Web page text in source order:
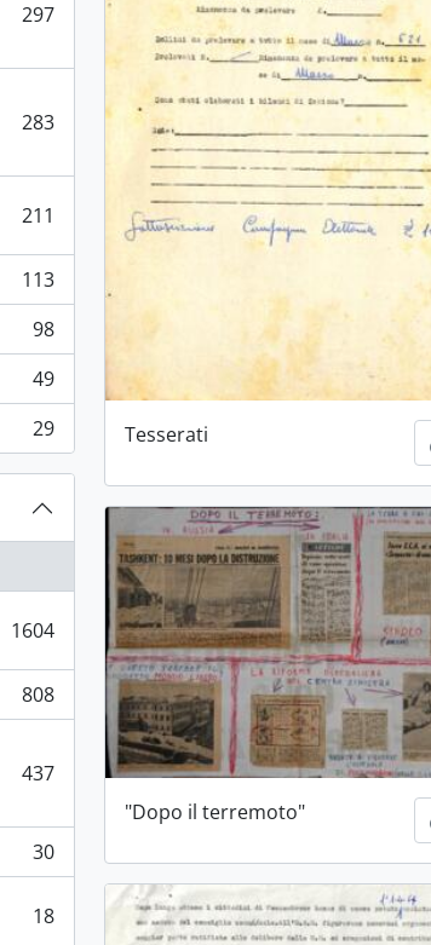
297
283
211
113
98
49
29
1604
808
437
30
18
Tesserati
"Dopo il terremoto"